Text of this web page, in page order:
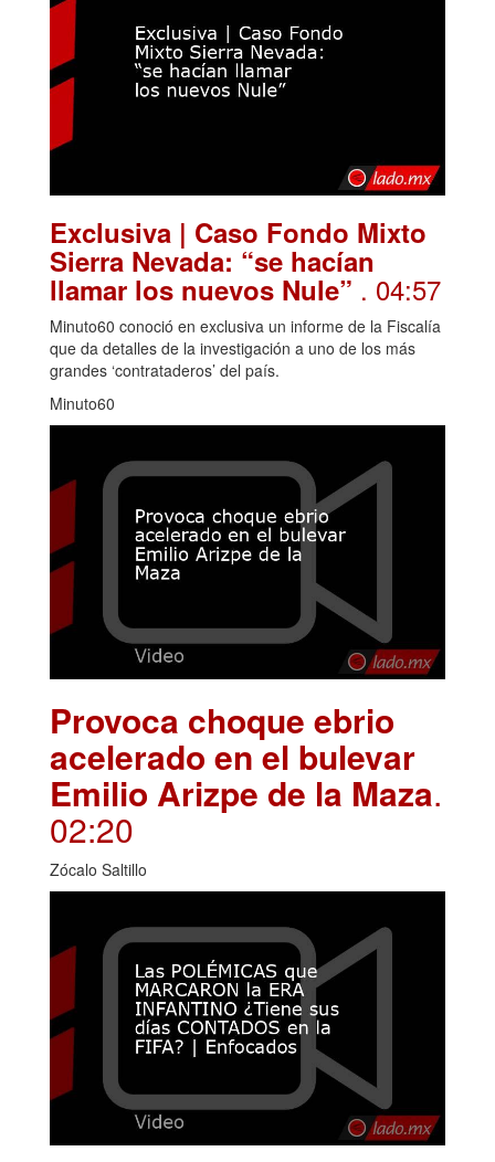
Exclusiva | Caso Fondo Mixto
Sierra Nevada: “se hacían
llamar los nuevos Nule” . 04:57
Minuto60 conoció en exclusiva un informe de la Fiscalía
que da detalles de la investigación a uno de los más
grandes ‘contrataderos’ del país.
Minuto60
Provoca choque ebrio
acelerado en el bulevar
Emilio Arizpe de la Maza.
02:20
Zócalo Saltillo